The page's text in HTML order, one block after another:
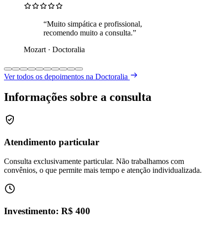
“Muito simpática e profissional,
recomendo muito a consulta.”
Mozart · Doctoralia
Ver todos os depoimentos na Doctoralia
Informações sobre a consulta
Atendimento particular
Consulta exclusivamente particular. Não trabalhamos com
convênios, o que permite mais tempo e atenção individualizada.
Investimento: R$ 400